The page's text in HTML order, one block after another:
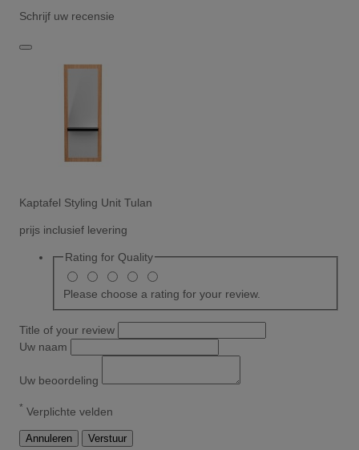
Schrijf uw recensie
Kaptafel Styling Unit Tulan
prijs inclusief levering
Rating for Quality
Please choose a rating for your review.
Title of your review
Uw naam
Uw beoordeling
* Verplichte velden
Annuleren Verstuur